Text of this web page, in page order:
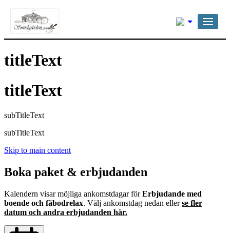
Svenska
titleText
titleText
subTitleText
subTitleText
Skip to main content
Boka paket & erbjudanden
Kalendern visar möjliga ankomstdagar förErbjudande med
boende och fäbodrelax. Välj ankomstdag nedan ellerse fler
datum och andra erbjudanden här.